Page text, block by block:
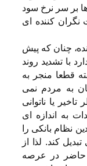
بر سر نرخ سود
کننده ای
چنان که پیش
با تشدید روند
قطعا منجر به
به مردم نمی
یا ناتوانی
به اندازه ای
نظام بانکی را
کند. لذا از
حاضر در عرصه